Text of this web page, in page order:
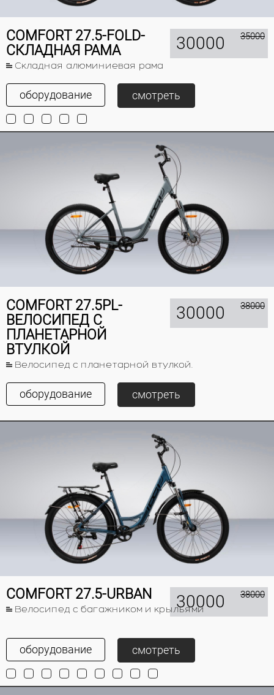
COMFORT 27.5-FOLD-
СКЛАДНАЯ РАМА
Складная алюминиевая рама
30000 35000
оборудование смотреть
COMFORT 27.5PL-
ВЕЛОСИПЕД С
ПЛАНЕТАРНОЙ
ВТУЛКОЙ
Велосипед с планетарной втулкой.
30000 38000
оборудование смотреть
COMFORT 27.5-URBAN
Велосипед с багажником и крыльями
30000 38000
оборудование смотреть